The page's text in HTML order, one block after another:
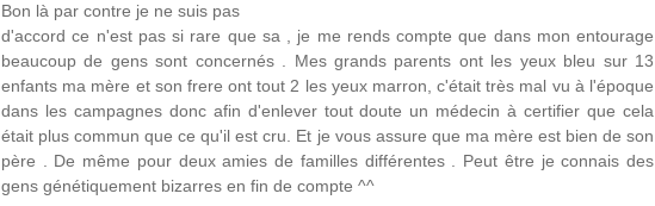
Bon là par contre je ne suis pas
d'accord ce n'est pas si rare que sa , je me rends compte que dans mon entourage
beaucoup de gens sont concernés . Mes grands parents ont les yeux bleu sur 13
enfants ma mère et son frere ont tout 2 les yeux marron, c'était très mal vu à l'époque
dans les campagnes donc afin d'enlever tout doute un médecin à certifier que cela
était plus commun que ce qu'il est cru. Et je vous assure que ma mère est bien de son
père . De même pour deux amies de familles différentes . Peut être je connais des
gens génétiquement bizarres en fin de compte ^^